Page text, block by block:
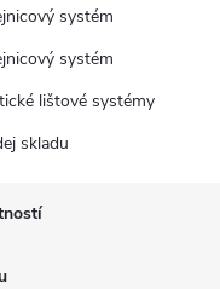
systém
systém
lištové systémy
skladu